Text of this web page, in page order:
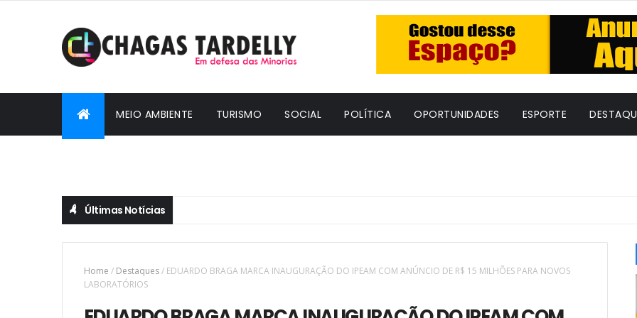
MEIO AMBIENTE TURISMO SOCIAL POLÍTICA OPORTUNIDADES ESPORTE
Últimas Notícias
Home / Destaques/ EDUARDO BRAGA MARCA INAUGURAÇÃO DO IPEAM COM ANÚNCIO DE R$ 15 MILHÕES PARA NOVOS
LABORATÓRIOS